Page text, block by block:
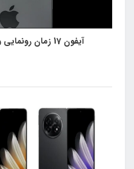
آیفون 17 زمان رونمایی و شایعات + تصاویر